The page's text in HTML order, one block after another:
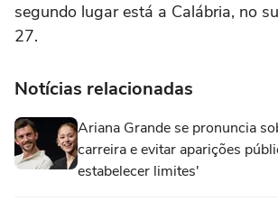
segundo lugar está a Calábria, no
27.
Notícias relacionadas
Ariana Grande se pronuncia
carreira e evitar aparições
estabelecer limites'